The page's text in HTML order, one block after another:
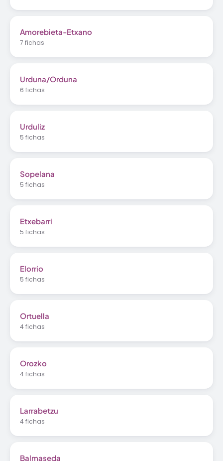
Amorebieta-Etxano
7 fichas
Urduna/Orduna
6 fichas
Urduliz
5 fichas
Sopelana
5 fichas
Etxebarri
5 fichas
Elorrio
5 fichas
Ortuella
4 fichas
Orozko
4 fichas
Larrabetzu
4 fichas
Balmaseda